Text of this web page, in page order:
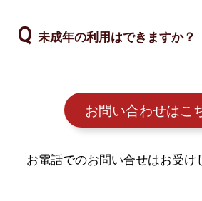
未成年の利用はできますか？
お問い合わせはこ
お電話でのお問い合せはお受け